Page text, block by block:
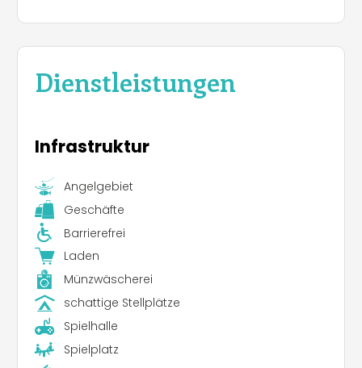
Dienstleistungen
Infrastruktur
Angelgebiet
Geschäfte
Barrierefrei
Laden
Münzwäscherei
schattige Stellplätze
Spielhalle
Spielplatz